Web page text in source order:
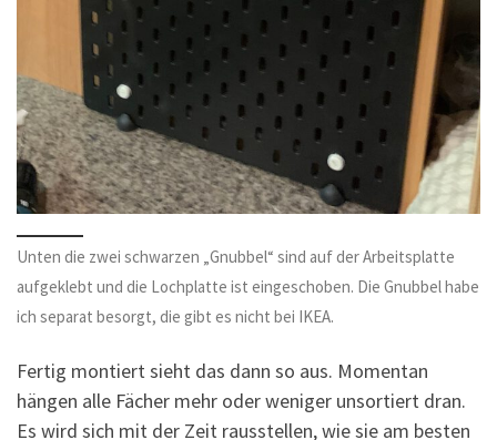
Unten die zwei schwarzen „Gnubbel“ sind auf der Arbeitsplatte
aufgeklebt und die Lochplatte ist eingeschoben. Die Gnubbel habe
ich separat besorgt, die gibt es nicht bei IKEA.
Fertig montiert sieht das dann so aus. Momentan
hängen alle Fächer mehr oder weniger unsortiert dran.
Es wird sich mit der Zeit rausstellen, wie sie am besten